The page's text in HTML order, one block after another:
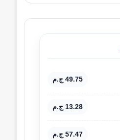
49.75 ج.م
13.28 ج.م
57.47 ج.م